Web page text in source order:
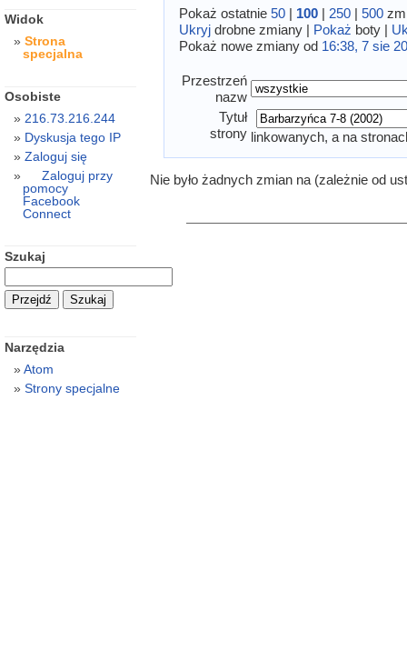
Pokaż ostatnie 50| 100| 250| 500
Ukryjdrobne zmiany | Pokaż boty |
Pokaż nowe zmiany od 16:38, 7 sie
Przestrzeń
nazw
Tytuł
strony linkowanych, a na
Nie było żadnych zmian na (zależnie od
Widok
Strona
specjalna
Osobiste
216.73.216.244
Dyskusja tego IP
Zaloguj się
Zaloguj przy
pomocy
Facebook
Connect
Szukaj
Narzędzia
Atom
Strony specjalne